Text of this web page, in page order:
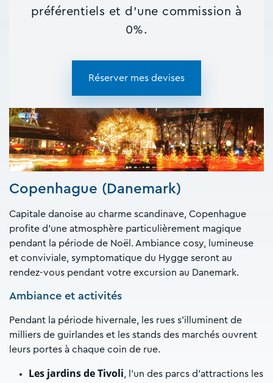
préférentiels et d'une commission à
0%.
Réserver mes devises
Copenhague (Danemark)
Capitale danoise au charme scandinave, Copenhague
profite d’une atmosphère particulièrement magique
pendant la période de Noël. Ambiance cosy, lumineuse
et conviviale, symptomatique du Hygge seront au
rendez-vous pendant votre excursion au Danemark.
Ambiance et activités
Pendant la période hivernale, les rues s’illuminent de
milliers de guirlandes et les stands des marchés ouvrent
leurs portes à chaque coin de rue.
Les jardins de Tivoli, l’un des parcs d’attractions les